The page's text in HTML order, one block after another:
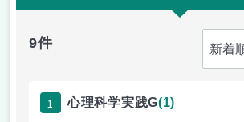
9件
1 心理科学実践G(1)